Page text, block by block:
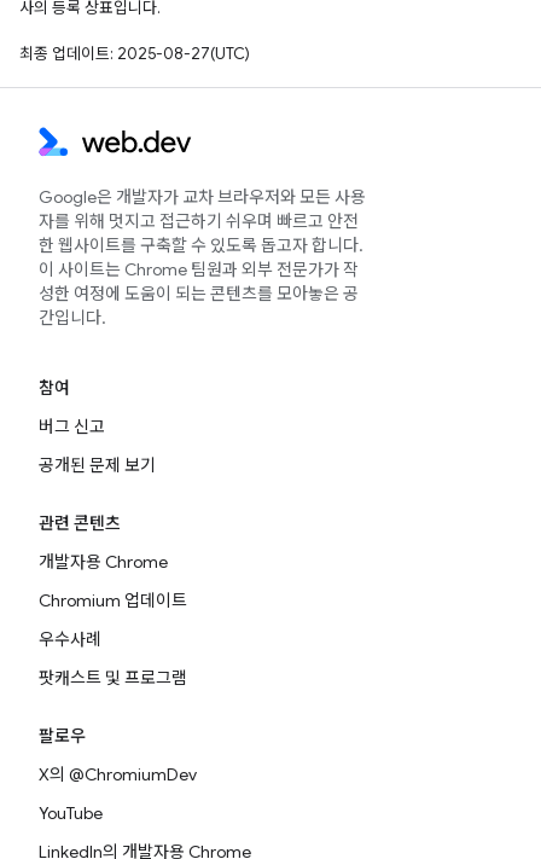
사의 등록 상표입니다.
최종 업데이트: 2025-08-27(UTC)
Google은 개발자가 교차 브라우저와 모든 사용
자를 위해 멋지고 접근하기 쉬우며 빠르고 안전
한 웹사이트를 구축할 수 있도록 돕고자 합니다.
이 사이트는 Chrome 팀원과 외부 전문가가 작
성한 여정에 도움이 되는 콘텐츠를 모아놓은 공
간입니다.
참여
버그 신고
공개된 문제 보기
관련 콘텐츠
개발자용 Chrome
Chromium 업데이트
우수사례
팟캐스트 및 프로그램
팔로우
X의 @ChromiumDev
YouTube
LinkedIn의 개발자용 Chrome